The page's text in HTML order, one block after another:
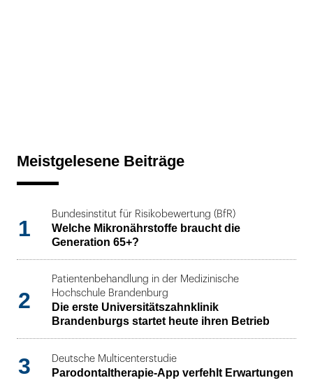
Meistgelesene Beiträge
1
Bundesinstitut für Risikobewertung (BfR)
Welche Mikronährstoffe braucht die
Generation 65+?
2
Patientenbehandlung in der Medizinische
Hochschule Brandenburg
Die erste Universitätszahnklinik
Brandenburgs startet heute ihren Betrieb
3 Deutsche Multicenterstudie
Parodontaltherapie-App verfehlt Erwartungen